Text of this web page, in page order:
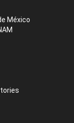
México